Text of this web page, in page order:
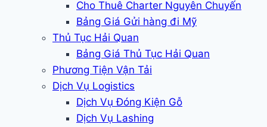
Cho Thuê Charter Nguyên Chuyến
Bảng Giá Gửi hàng đi Mỹ
Thủ Tục Hải Quan
Bảng Giá Thủ Tục Hải Quan
Phương Tiện Vận Tải
Dịch Vụ Logistics
Dịch Vụ Đóng Kiện Gỗ
Dịch Vụ Lashing